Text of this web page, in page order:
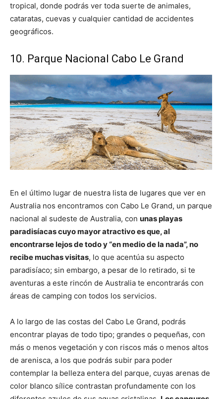
tropical, donde podrás ver toda suerte de animales,
cataratas, cuevas y cualquier cantidad de accidentes
geográficos.
10. Parque Nacional Cabo Le Grand
En el último lugar de nuestra lista de lugares que ver en
Australia nos encontramos con Cabo Le Grand, un parque
nacional al sudeste de Australia, con unas playas
paradisíacas cuyo mayor atractivo es que, al
encontrarse lejos de todo y “en medio de la nada”, no
recibe muchas visitas, lo que acentúa su aspecto
paradisíaco; sin embargo, a pesar de lo retirado, si te
aventuras a este rincón de Australia te encontrarás con
áreas de camping con todos los servicios.
A lo largo de las costas del Cabo Le Grand, podrás
encontrar playas de todo tipo; grandes o pequeñas, con
más o menos vegetación y con riscos más o menos altos
de arenisca, a los que podrás subir para poder
contemplar la belleza entera del parque, cuyas arenas de
color blanco sílice contrastan profundamente con los